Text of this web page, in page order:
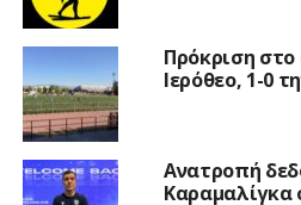
Πρόκριση στο
Ιερόθεο, 1-0
Ανατροπή
Καραμαλίγκα